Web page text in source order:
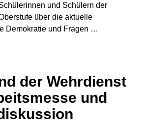
und Schülern der
über die aktuelle
Demokratie und Fragen …
der Wehrdienst
und